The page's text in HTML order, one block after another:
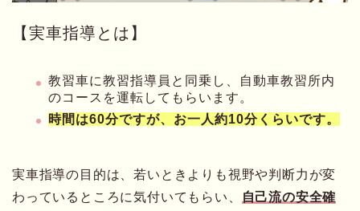
【実車指導とは】
教習車に教習指導員と同乗し、自動車教習所内
のコースを運転してもらいます。
時間は60分ですが、お一人約10分くらいです。
実車指導の目的は、若いときよりも視野や判断力が変
わっているところに気付いてもらい、
自己流の安全確